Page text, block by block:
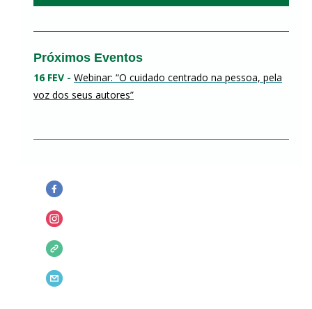
Próximos Eventos
16 FEV - Webinar: “O cuidado centrado na pessoa, pela
voz dos seus autores”